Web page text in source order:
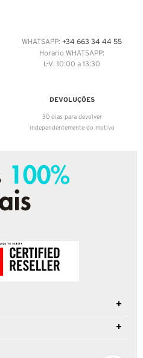
WHATSAPP: +34 663 34 44 55
Horario WHATSAPP:
L-V: 10:00 a 13:30
DEVOLUÇÕES
30 dias para devolver
independentemente do motivo